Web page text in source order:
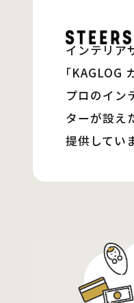
インテリア
「KAGLOG
プロのイン
ターが設え
提供してい